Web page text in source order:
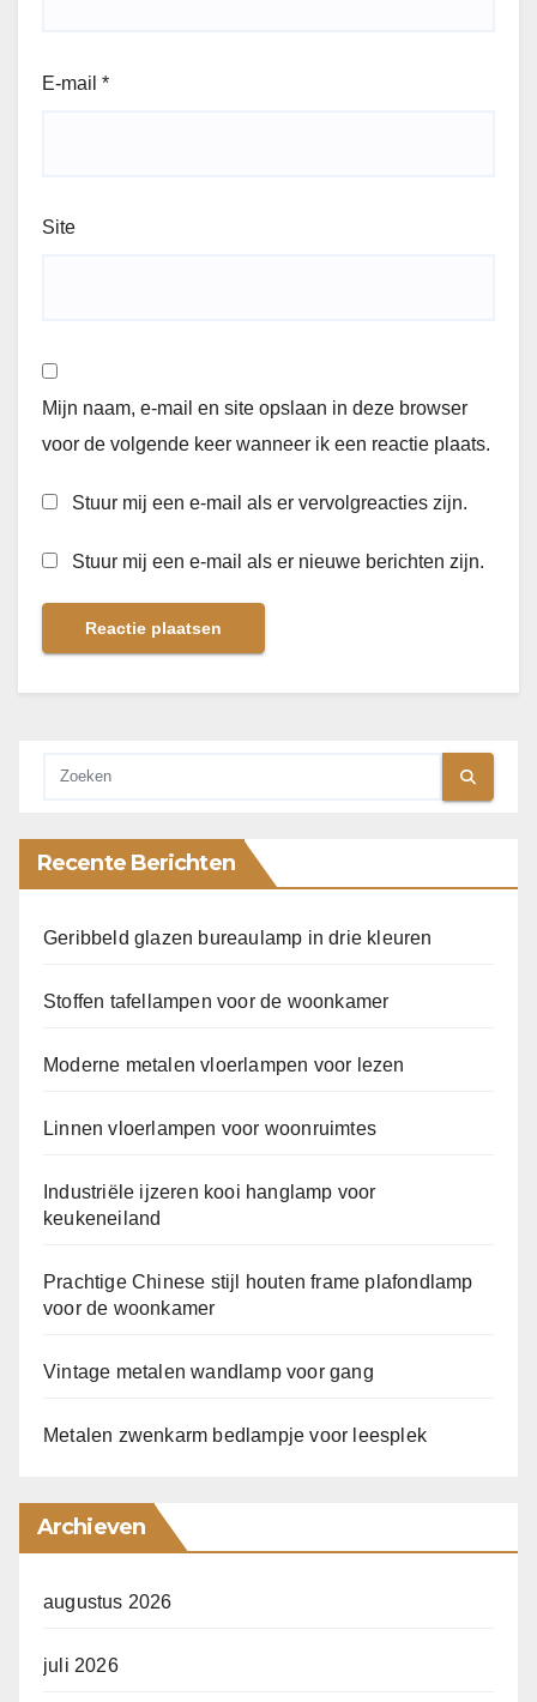
E-mail *
Site
Mijn naam, e-mail en site opslaan in deze browser
voor de volgende keer wanneer ik een reactie plaats.
Stuur mij een e-mail als er vervolgreacties zijn.
Stuur mij een e-mail als er nieuwe berichten zijn.
Recente Berichten
Geribbeld glazen bureaulamp in drie kleuren
Stoffen tafellampen voor de woonkamer
Moderne metalen vloerlampen voor lezen
Linnen vloerlampen voor woonruimtes
Industriële ijzeren kooi hanglamp voor
keukeneiland
Prachtige Chinese stijl houten frame plafondlamp
voor de woonkamer
Vintage metalen wandlamp voor gang
Metalen zwenkarm bedlampje voor leesplek
Archieven
augustus 2026
juli 2026